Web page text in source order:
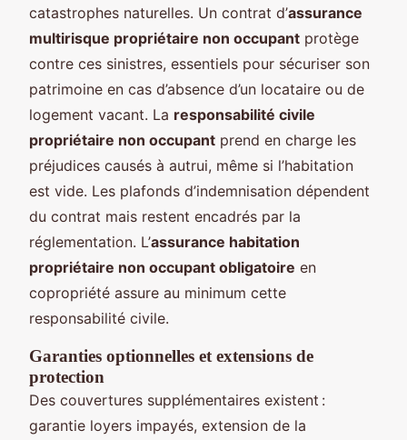
catastrophes naturelles. Un contrat d’assurance
multirisque propriétaire non occupant protège
contre ces sinistres, essentiels pour sécuriser son
patrimoine en cas d’absence d’un locataire ou de
logement vacant. La responsabilité civile
propriétaire non occupant prend en charge les
préjudices causés à autrui, même si l’habitation
est vide. Les plafonds d’indemnisation dépendent
du contrat mais restent encadrés par la
réglementation. L’assurance habitation
propriétaire non occupant obligatoire en
copropriété assure au minimum cette
responsabilité civile.
Garanties optionnelles et extensions de
protection
Des couvertures supplémentaires existent :
garantie loyers impayés, extension de la